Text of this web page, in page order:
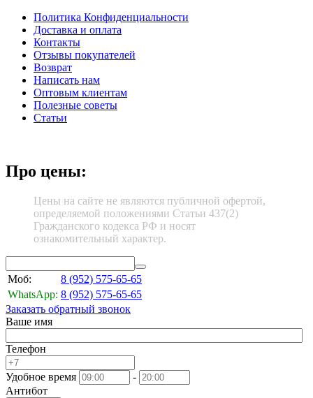
Политика Конфиденциальности
Доставка и оплата
Контакты
Отзывы покупателей
Возврат
Написать нам
Оптовым клиентам
Полезные советы
Статьи
Про цены:
Цены на сайте не являются публичной офертой,
определяемой положениями Статьи 437(2)
Гражданского кодекса РФ и носят
ознакомительный характер.
Моб: 8 (952) 575-65-65
WhatsApp: 8 (952) 575-65-65
Заказать обратный звонок
Ваше имя
Телефон
Удобное время
-
Антибот